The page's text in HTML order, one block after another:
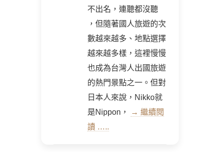
不出名，連聽都沒聽
，但隨著國人旅遊的次
數越來越多、地點選擇
越來越多樣，這裡慢慢
也成為台灣人出國旅遊
的熱門景點之一。但對
日本人來說，Nikko就
是Nippon，
→ 繼續閱
讀 …..